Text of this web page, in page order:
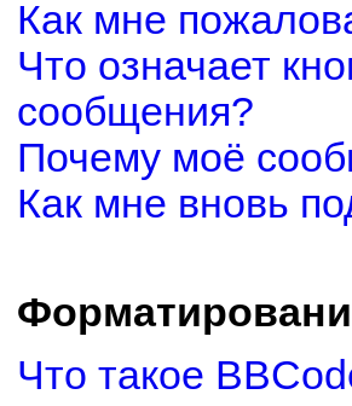
Как мне
Что означает
сообщения?
Почему моё
Как мне вновь
Что такое